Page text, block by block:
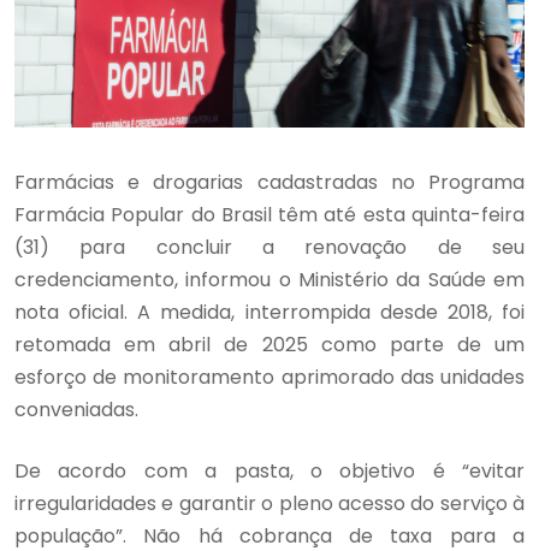
Farmácias e drogarias cadastradas no Programa
Farmácia Popular do Brasil têm até esta quinta-feira
(31) para concluir a renovação de seu
credenciamento, informou o Ministério da Saúde em
nota oficial. A medida, interrompida desde 2018, foi
retomada em abril de 2025 como parte de um
esforço de monitoramento aprimorado das unidades
conveniadas.
De acordo com a pasta, o objetivo é “evitar
irregularidades e garantir o pleno acesso do serviço à
população”. Não há cobrança de taxa para a